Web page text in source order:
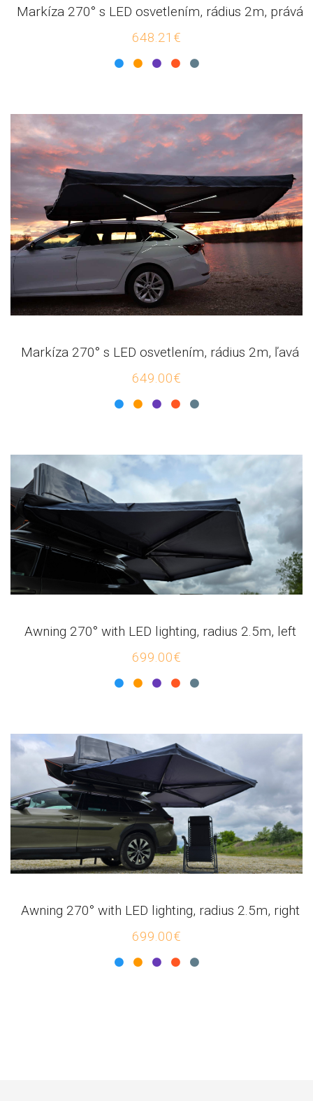
Markíza 270° s LED osvetlením, rádius 2m, prává
648.21€
Markíza 270° s LED osvetlením, rádius 2m, ľavá
649.00€
Awning 270° with LED lighting, radius 2.5m, left
699.00€
Awning 270° with LED lighting, radius 2.5m, right
699.00€